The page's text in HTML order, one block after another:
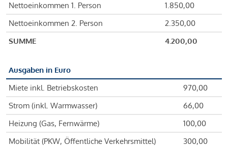
Nettoeinkommen 1. Person
1.850,00
Nettoeinkommen 2. Person
2.350,00
SUMME
4.200,00
Ausgaben in Euro
Miete inkl. Betriebskosten
970,00
Strom (inkl. Warmwasser)
66,00
Heizung (Gas, Fernwärme)
100,00
Mobilität (PKW, Öffentliche Verkehrsmittel)
300,00